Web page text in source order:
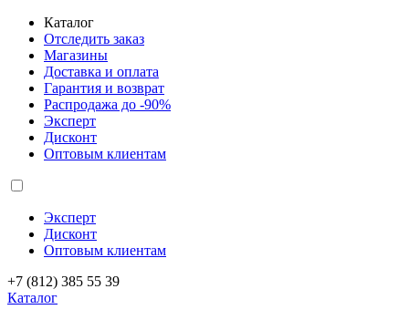
Каталог
Отследить заказ
Магазины
Доставка и оплата
Гарантия и возврат
Распродажа до -90%
Эксперт
Дисконт
Оптовым клиентам
Эксперт
Дисконт
Оптовым клиентам
+7 (812) 385 55 39
Каталог